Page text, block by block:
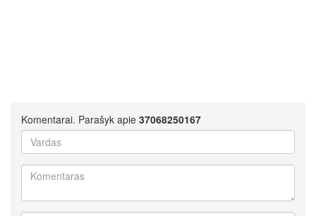
Komentarai. Parašyk apie 37068250167